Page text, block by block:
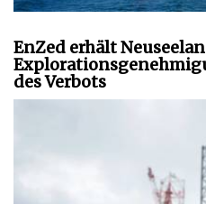
EnZed erhält
des Verbots